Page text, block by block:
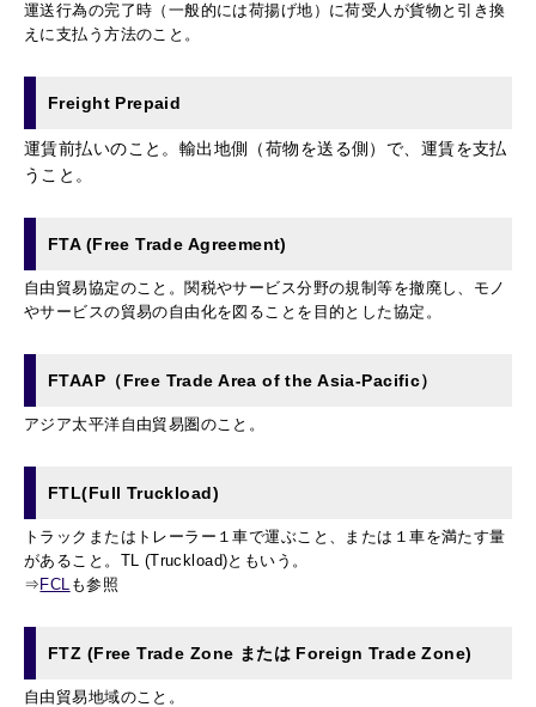
運送行為の完了時（一般的には荷揚げ地）に荷受人が貨物と引き換
えに支払う方法のこと。
Freight Prepaid
運賃前払いのこと。輸出地側（荷物を送る側）で、運賃を支払
うこと。
FTA (Free Trade Agreement)
自由貿易協定のこと。関税やサービス分野の規制等を撤廃し、モノ
やサービスの貿易の自由化を図ることを目的とした協定。
FTAAP（Free Trade Area of the Asia-Pacific）
アジア太平洋自由貿易圏のこと。
FTL(Full Truckload)
トラックまたはトレーラー１車で運ぶこと、または１車を満たす量
があること。TL (Truckload)ともいう。
⇒ FCL も参照
FTZ (Free Trade Zone または Foreign Trade Zone)
自由貿易地域のこと。